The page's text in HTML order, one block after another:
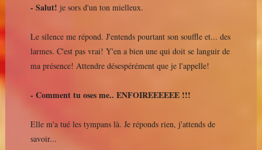
- Salut! je sors d'un ton mielleux.
Le silence me répond. J'entends pourtant son souffle et... des
larmes. C'est pas vrai! Y'en a bien une qui doit se languir de
ma présence! Attendre désespérément que je l'appelle!
- Comment tu oses me.. ENFOIREEEEEE !!!
Elle m'a tué les tympans là. Je réponds rien, j'attends de
savoir...